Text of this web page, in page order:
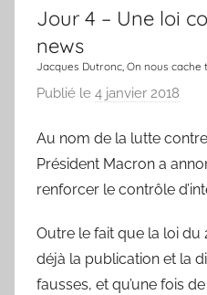
Jour 4 – Une loi
news
Jacques Dutronc, On nous cache
Publié le 4 janvier 2018
r
L
a
h
a
n
Au nom de la lutte
Président Macron a
renforcer le contrôle
Outre le fait que la loi du
déjà la publication et la
fausses, et qu’une fois